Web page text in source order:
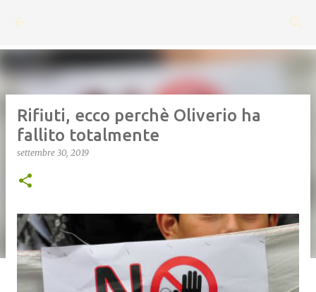
Rifiuti, ecco perchè Oliverio ha
fallito totalmente
settembre 30, 2019